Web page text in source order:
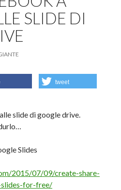
SLIDE DI
tweet
slide di google drive.
Slides
2015/07/09/create-share-
for-free/